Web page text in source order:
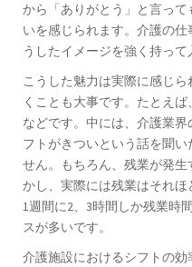
から「ありがとう」と言っ
いを感じられます。介護の
うしたイメージを強く持って
こうした魅力は実際に感じ
くことも大事です。たとえ
などです。中には、介護業
フトがきついという話を聞
せん。もちろん、残業が発
かし、実際には残業はそれ
1週間に2、3時間しか残業時
スが多いです。
介護施設におけるシフトの